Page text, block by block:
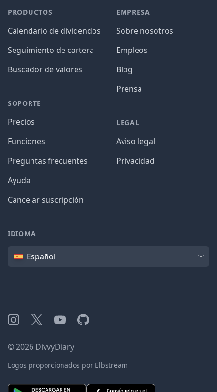
PRODUCTOS
Calendario de dividendos
Seguimiento de cartera
Buscador de valores
SOPORTE
Precios
Funciones
Preguntas frecuentes
Ayuda
Cancelar suscripción
EMPRESA
Sobre nosotros
Empleos
Blog
Prensa
LEGAL
Aviso legal
Privacidad
IDIOMA
IdiomaEspañol
Instagram
X YouTubeGitHub
©2026 DivvyDiary
Logos proporcionados por Elbstream